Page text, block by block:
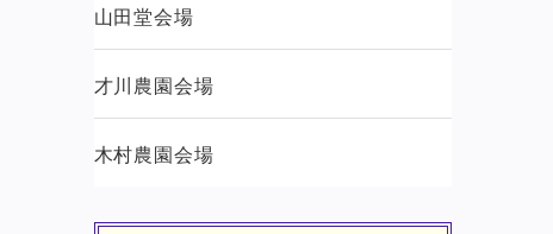
山田堂会場
才川農園会場
木村農園会場